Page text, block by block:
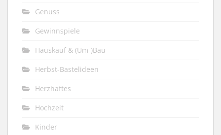
Genuss
Gewinnspiele
Hauskauf & (Um-)Bau
Herbst-Bastelideen
Herzhaftes
Hochzeit
Kinder